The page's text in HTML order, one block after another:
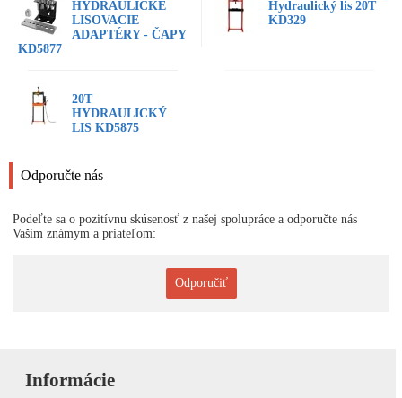
HYDRAULICKÉ
LISOVACIE
ADAPTÉRY - ČAPY
KD5877
Hydraulický lis 20T
KD329
20T
HYDRAULICKÝ
LIS KD5875
Odporučte nás
Podeľte sa o pozitívnu skúsenosť z našej spolupráce a odporučte nás
Vašim známym a priateľom:
Odporučiť
Informácie